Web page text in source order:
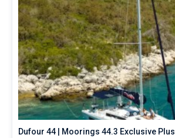
Dufour 44 | Moorings 44.3 Exclusive Plus